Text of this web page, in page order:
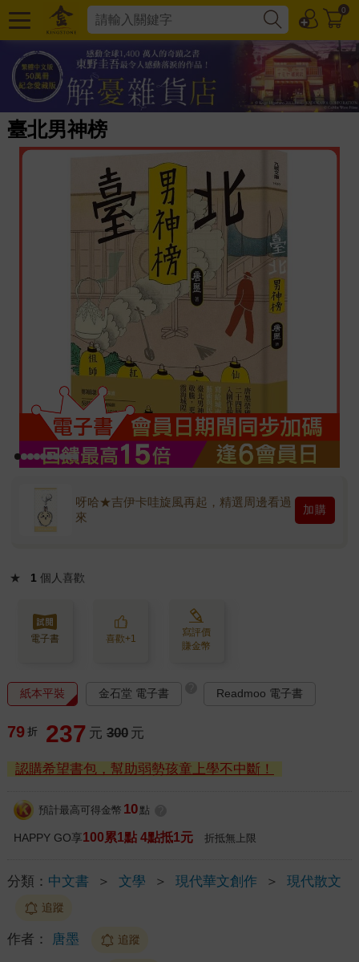
0
臺北男神榜
呀哈★吉伊卡哇旋風再起，精選周邊看過
來
加購
★ 1 個人喜歡
電子書 喜歡+1
寫評價
賺金幣
紙本平裝 金石堂 電子書 Readmoo 電子書
79 折 237 元 300 元
認購希望書包，幫助弱勢孩童上學不中斷！
預計最高可得金幣 10 點
HAPPY GO享100累1點 4點抵1元 折抵無上限
分類： 中文書 ＞ 文學 ＞ 現代華文創作 ＞ 現代散文
追蹤
作者： 唐墨 追蹤